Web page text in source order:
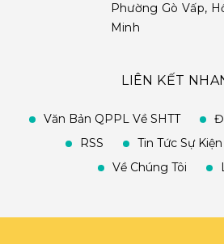
Phường Gò Vấp,
Minh
LIÊN KẾT
Văn Bản QPPL Về SHTT
RSS
Tin Tức Sự Kiện
Về Chúng Tôi